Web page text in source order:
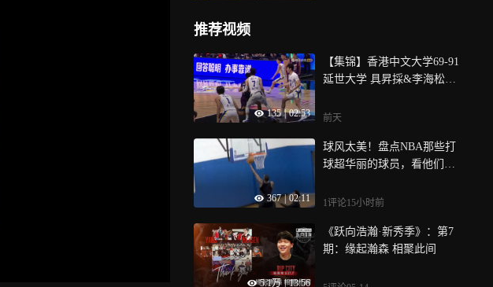
推荐视频
135 | 02:53
【集锦】香港中文大学69-91
延世大学 具昇採&李海松齐
前天
367 | 02:11
球风太美！盘点NBA那些打
球超华丽的球员，看他们打
1评论15小时前
5.1万 | 13:56
《跃向浩瀚·新秀季》：第7
期：缘起瀚森 相聚此间